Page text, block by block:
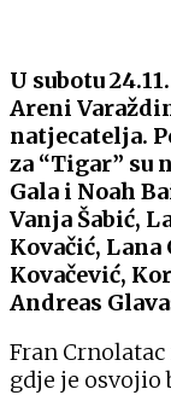
U subotu
Areni
natjecatelja.
za “Tigar” su
Gala i Noah
Vanja Šabić,
Kovačić, Lana
Kovačević,
Andreas
Fran
gdje je osvojio